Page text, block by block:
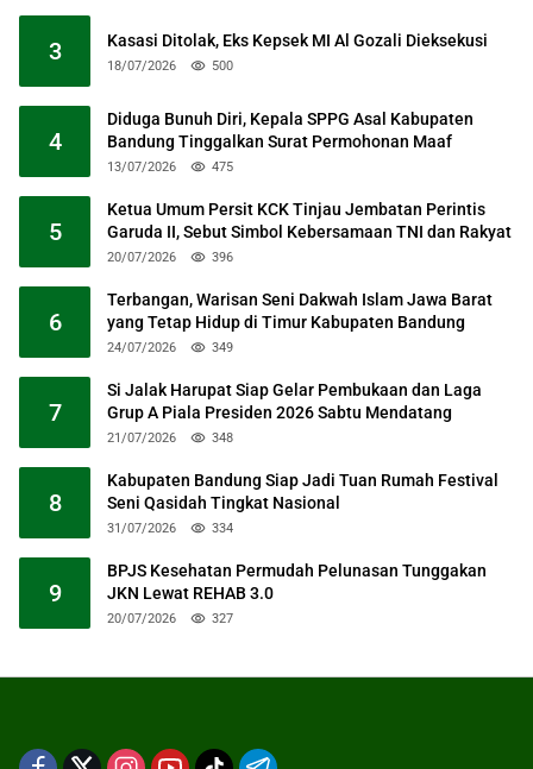
3 Kasasi Ditolak, Eks Kepsek MI Al Gozali Dieksekusi
18/07/2026 500
4
Diduga Bunuh Diri, Kepala SPPG Asal Kabupaten
Bandung Tinggalkan Surat Permohonan Maaf
13/07/2026 475
5
Ketua Umum Persit KCK Tinjau Jembatan Perintis
Garuda II, Sebut Simbol Kebersamaan TNI dan Rakyat
20/07/2026 396
6
Terbangan, Warisan Seni Dakwah Islam Jawa Barat
yang Tetap Hidup di Timur Kabupaten Bandung
24/07/2026 349
7
Si Jalak Harupat Siap Gelar Pembukaan dan Laga
Grup A Piala Presiden 2026 Sabtu Mendatang
21/07/2026 348
8
Kabupaten Bandung Siap Jadi Tuan Rumah Festival
Seni Qasidah Tingkat Nasional
31/07/2026 334
9
BPJS Kesehatan Permudah Pelunasan Tunggakan
JKN Lewat REHAB 3.0
20/07/2026 327